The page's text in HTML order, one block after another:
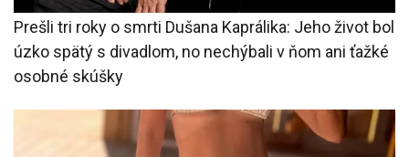
Prešli tri roky o smrti Dušana Kaprálika: Jeho život bol
úzko spätý s divadlom, no nechýbali v ňom ani ťažké
osobné skúšky